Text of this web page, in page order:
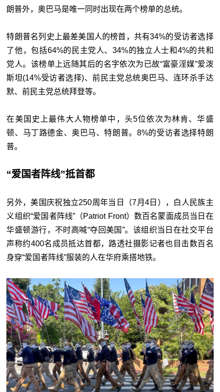
朗普外，奥巴马是唯一同时出现在两个榜单的总统。
特朗普名列史上最差美国人的榜首，共有34%的受访者选择
了他，包括64%的民主党人、34%的独立人士和4%的共和
党人。该榜单上远随其后的名字依次为已故“富豪淫媒”爱泼
斯坦(14%受访者选择)、前民主党总统奥巴马、连环杀手达
默、前民主党总统拜登等。
在美国史上最伟大人物榜单中，头5位依次为林肯、华盛
顿、马丁路德金、奥巴马、特朗普。8%的受访者选择特朗
普。
“爱国者阵线”抵首都
另外，美国庆祝独立250周年当日（7月4日），白人民族主
义组织“爱国者阵线”（Patriot Front）数百名蒙面成员当日在
华盛顿游行，不时高喊“夺回美国”。该组织当日在社交平台
声称约400名成员抵达首都，路透社摄影记者也目击数百名
身穿“爱国者阵线”服装的人在华府乘搭地铁。